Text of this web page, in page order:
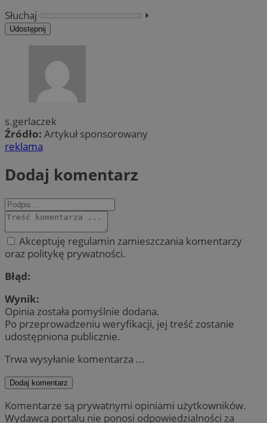
Słuchaj
⏵︎
Udostępnij
s.gerlaczek
Źródło: Artykuł sponsorowany
reklama
Dodaj komentarz
Akceptuję regulamin zamieszczania komentarzy
oraz politykę prywatności.
Błąd:
Wynik:
Opinia została pomyślnie dodana.
Po przeprowadzeniu weryfikacji, jej treść zostanie
udostępniona publicznie.
Trwa wysyłanie komentarza ...
Dodaj komentarz
Komentarze są prywatnymi opiniami użytkowników.
Wydawca portalu nie ponosi odpowiedzialności za